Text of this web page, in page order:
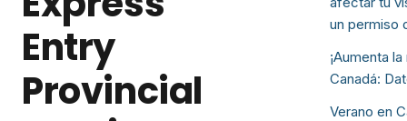
Entry
Provincial
un permiso
¡Aumenta
Canadá:
Verano en